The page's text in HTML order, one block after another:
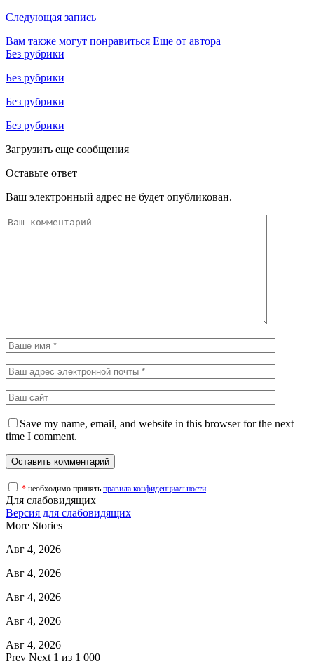
Следующая запись
Вам также могут понравиться Еще от автора
Без рубрики
Без рубрики
Без рубрики
Без рубрики
Загрузить еще сообщения
Оставьте ответ
Ваш электронный адрес не будет опубликован.
Save my name, email, and website in this browser for the next
time I comment.
* необходимо принять правила конфиденциальности
Для слабовидящих
Версия для слабовидящих
More Stories
Авг 4, 2026
Авг 4, 2026
Авг 4, 2026
Авг 4, 2026
Авг 4, 2026
Prev Next 1 из 1 000